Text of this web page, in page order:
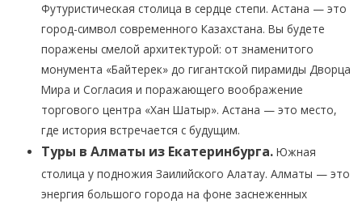
Футуристическая столица в сердце степи. Астана — это
город-символ современного Казахстана. Вы будете
поражены смелой архитектурой: от знаменитого
монумента «Байтерек» до гигантской пирамиды Дворца
Мира и Согласия и поражающего воображение
торгового центра «Хан Шатыр». Астана — это место,
где история встречается с будущим.
Туры в Алматы из Екатеринбурга.Южная
столица у подножия Заилийского Алатау. Алматы — это
энергия большого города на фоне заснеженных